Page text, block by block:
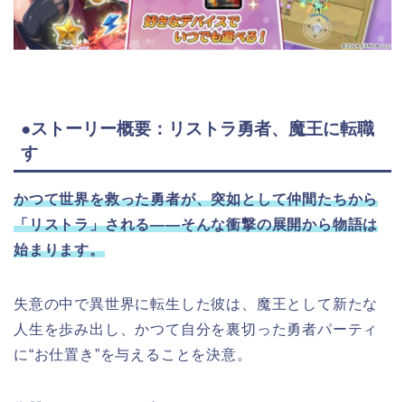
●ストーリー概要：リストラ勇者、魔王に転職
す
かつて世界を救った勇者が、突如として仲間たちから
「リストラ」される――そんな衝撃の展開から物語は
始まります。
失意の中で異世界に転生した彼は、魔王として新たな
人生を歩み出し、かつて自分を裏切った勇者パーティ
に“お仕置き”を与えることを決意。